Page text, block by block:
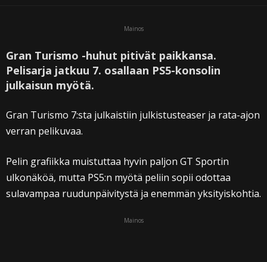
Mainos
Gran Turismo -huhut pitivät paikkansa.
Pelisarja jatkuu 7. osallaan PS5-konsolin
julkaisun myötä.
Gran Turismo 7:sta julkaistiin julkistusteaser ja rata-ajon
verran pelikuvaa.
Pelin grafiikka muistuttaa hyvin paljon GT Sportin
ulkonäköä, mutta PS5:n myötä peliin sopii odottaa
sulavampaa ruudunpäivitystä ja enemmän yksityiskohtia.
Mainos